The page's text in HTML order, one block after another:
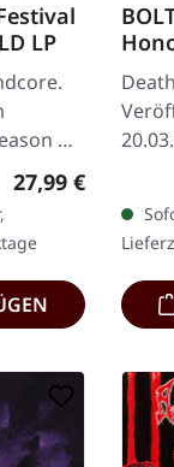
LP
Of
Vinyl,
Regulärer Preis:
27,99 €
mit